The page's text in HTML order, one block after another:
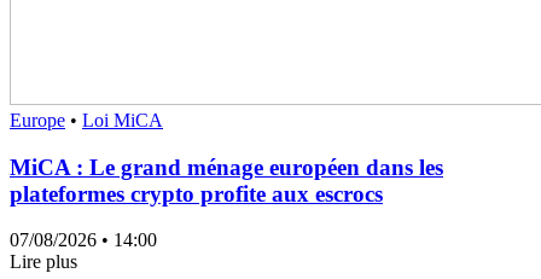
Europe • Loi MiCA
MiCA : Le grand ménage européen dans les
plateformes crypto profite aux escrocs
07/08/2026 • 14:00
Lire plus